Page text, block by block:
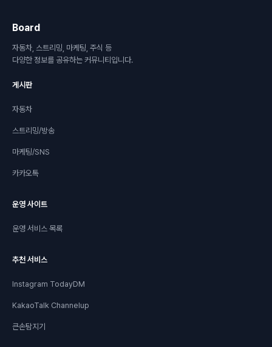
Board
자동차, 스트리밍, 마케팅, 주식 등
다양한 정보를 공유하는 커뮤니티입니다.
게시판
자동차
스트리밍/방송
마케팅/SNS
카카오톡
운영 사이트
운영 서비스 목록
추천 서비스
Instagram TodayDM
KakaoTalk Channelup
큰손탐지기